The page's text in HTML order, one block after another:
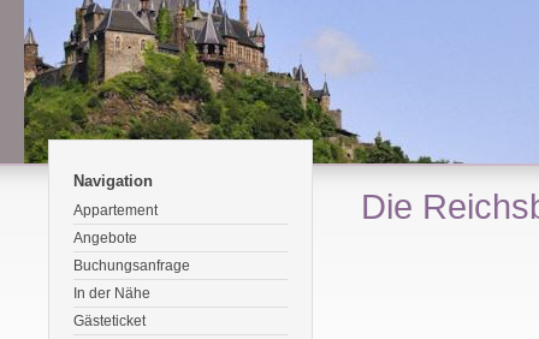
Navigation
Appartement
Angebote
Buchungsanfrage
In der Nähe
Gästeticket
Die